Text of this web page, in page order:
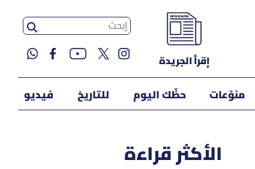
إقرأ الجريدة
منوّعات حظّك اليوم للتاريخ فيديو
الأكثر قراءة